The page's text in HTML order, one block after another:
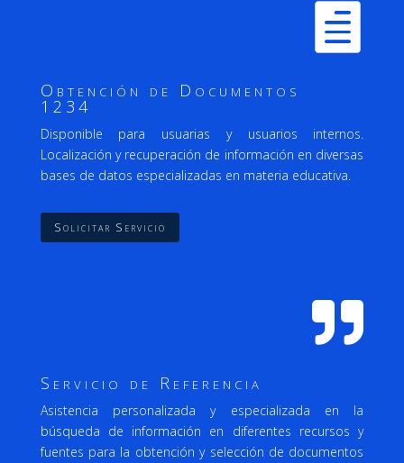

Obtención de Documentos
1234
Disponible para usuarias y usuarios internos.
Localizacióny recuperación de información en diversas
bases de datos especializadas en materia educativa.
Solicitar Servicio

Servicio de Referencia
Asistencia personalizada y especializada en la
búsqueda de información en diferentes recursos y
fuentes para la obtención y selección de documentos